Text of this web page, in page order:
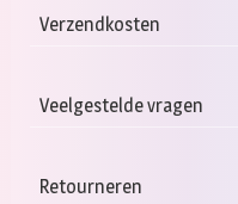
Verzendkosten
Veelgestelde vragen
Retourneren